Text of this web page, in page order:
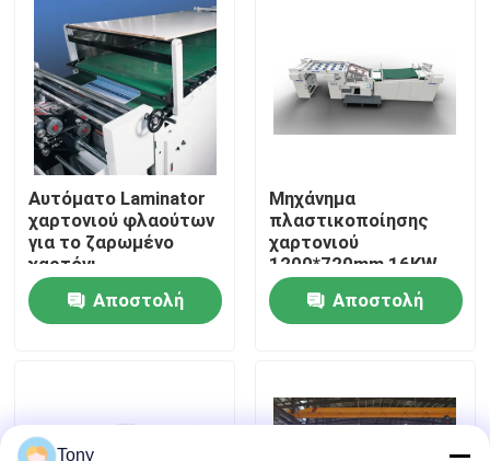
περιοδεία στο εργοστάσιο
Έλεγχος ποιότητας
Επικοινωνήστε μαζί μας
Ειδήσεις
Υποθέσεις
Laminator φλαούτων μηχανή
Αυτόματο Laminator
χαρτονιού φλαούτων
για το ζαρωμένο
χαρτόνι
Αποστολή
Μηχάνημα
πλαστικοποίησης
χαρτονιού
1200*720mm 16KW
Πλήρως αυτόματος
πλαστικοποιητής
Αποστολή
Tony